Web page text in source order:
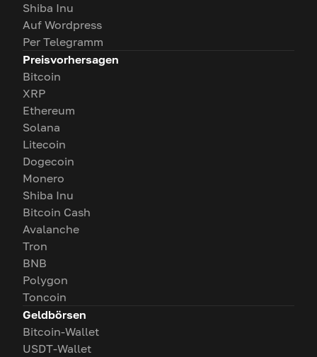
Shiba Inu
Auf Wordpress
Per Telegramm
Preisvorhersagen
Bitcoin
XRP
Ethereum
Solana
Litecoin
Dogecoin
Monero
Shiba Inu
Bitcoin Cash
Avalanche
Tron
BNB
Polygon
Toncoin
Geldbörsen
Bitcoin-Wallet
USDT-Wallet